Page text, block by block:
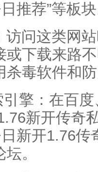
推荐”等板块
访问这类网
或下载来路
杀毒软件和防
引擎：在百
新开传奇
日新开1.76
。